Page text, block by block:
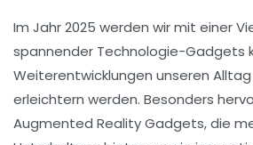
Im Jahr 2025 werden wir mit einer
spannender Technologie-Gadgets
Weiterentwicklungen unseren
erleichtern werden. Besonders
Augmented RealityGadgets, die